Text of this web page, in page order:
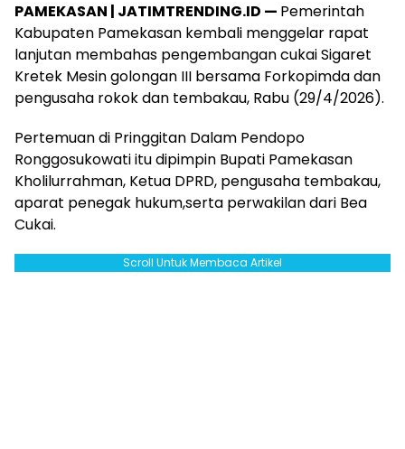
PAMEKASAN | JATIMTRENDING.ID — Pemerintah
Kabupaten Pamekasan kembali menggelar rapat
lanjutan membahas pengembangan cukai Sigaret
Kretek Mesin golongan III bersama Forkopimda dan
pengusaha rokok dan tembakau, Rabu (29/4/2026).
Pertemuan di Pringgitan Dalam Pendopo
Ronggosukowati itu dipimpin Bupati Pamekasan
Kholilurrahman, Ketua DPRD, pengusaha tembakau,
aparat penegak hukum,serta perwakilan dari Bea
Cukai.
Scroll Untuk Membaca Artikel